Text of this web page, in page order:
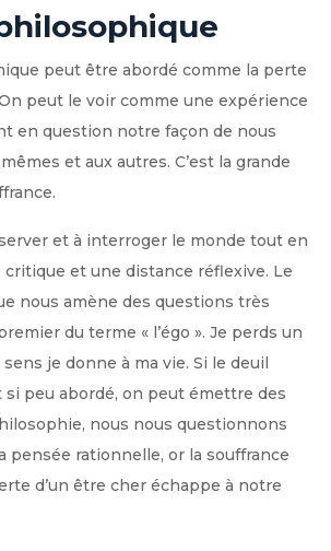
peut être abordé comme la perte
peut le voir comme une expérience
en question notre façon de nous
et aux autres. C’est la grande
et à interroger le monde tout en
critique et une distance réflexive. Le
nous amène des questions très
du terme « l’égo ». Je perds un
je donne à ma vie. Si le deuil
peu abordé, on peut émettre des
nous nous questionnons
pensée rationnelle, or la souffrance
d’un être cher échappe à notre